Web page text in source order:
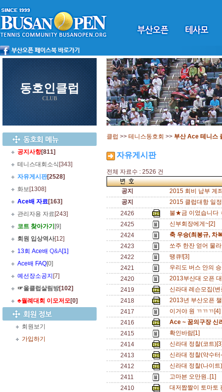
동호인클럽
CLUB
공지사항[811]
테니스대회소식 [343]
자유게시판[2528]
화보 [1308]
Ace배 자료[163]
관리자용 자료 [243]
코트 찾아가기 [9]
회원 입상역사[12]
13회 Ace배 Q&A[1]
Ace배 FAQ[0]
예선장소공지 [7]
☞울클럽살림방[102]
♣월례대회 이모저모[0]
회원보기
가입하기
클럽 >> 테니스동호회 >> 부산 Ace 테니스
자유게시판
전체 자료수 : 2526 건
공지
2015 회비 납부 계
공지
2015 클럽대항 일
2426
불★금 이었습니다
2425
신부회장에게~[2]
2424
축 우승(최봉규, 차
2423
쏘주 한잔 얻어 물
2422
땡큐![3]
2421
우리도 버스 안의
2420
2013부산대 오픈
2419
신라대 레슨모집(
2418
2013년 부산오픈
2417
이거야 원 ㄲㄲㄲ
2416
Ace ~ 꿈의구장 신
2415
확인바람[1]
2414
신라대 정찰(코트
2413
신라대 정찰(약수
2412
신라대 정찰(나이
2411
고마븐 오만원..[1]
2410
대저짭짤이 토마